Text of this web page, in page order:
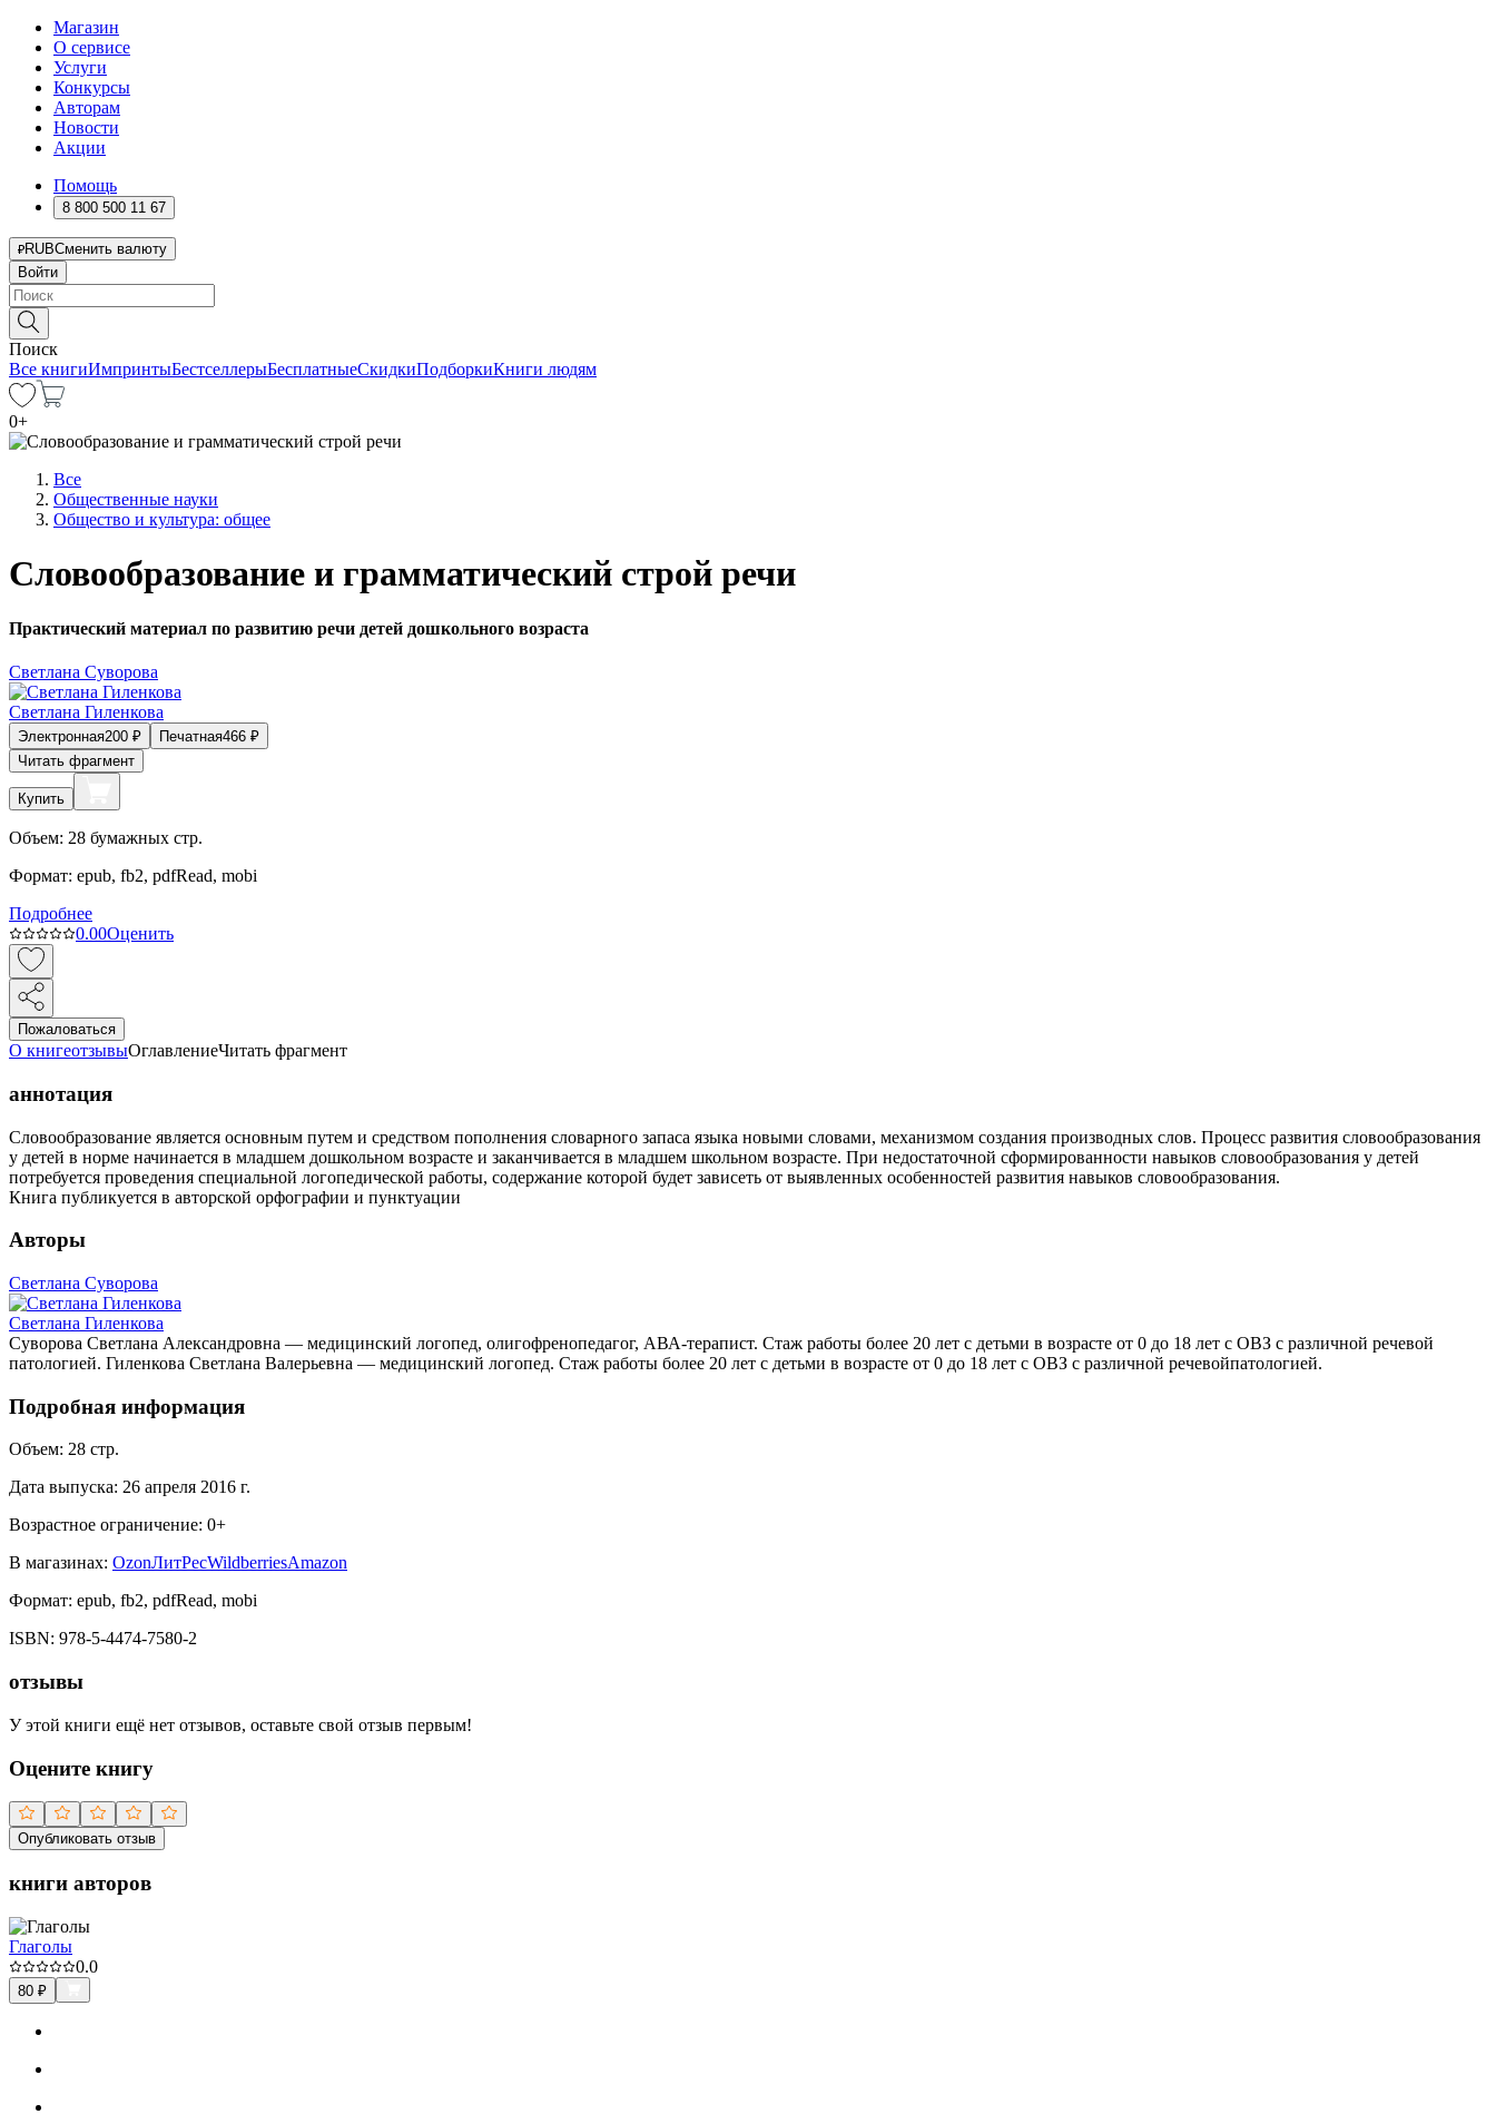
Магазин
О сервисе
Услуги
Конкурсы
Авторам
Новости
Акции
Помощь
8 800 500 11 67
RUBСменить валюту
Войти
Поиск
Все книгиИмпринтыБестселлерыБесплатныеСкидкиПодборкиКниги людям
0+
Все
Общественные науки
Общество и культура: общее
Словообразование и грамматический строй речи
Практический материал по развитию речи детей дошкольного возраста
Светлана Суворова
Светлана Гиленкова
Электронная200 ₽ Печатная466 ₽
Читать фрагмент
Купить
Объем: 28 бумажных стр.
Формат: epub, fb2, pdfRead, mobi
Подробнее
0.00Оценить
Пожаловаться
О книгеотзывыОглавлениеЧитать фрагмент
аннотация
Словообразование является основным путем и средством пополнения словарного запаса языка новыми словами, механизмом создания производных слов. Процесс развития словообразования
у детей в норме начинается в младшем дошкольном возрасте и заканчивается в младшем школьном возрасте. При недостаточной сформированности навыков словообразования у детей
потребуется проведения специальной логопедической работы, содержание которой будет зависеть от выявленных особенностей развития навыков словообразования.
Книга публикуется в авторской орфографии и пунктуации
Авторы
Светлана Суворова
Светлана Гиленкова
Суворова Светлана Александровна — медицинский логопед, олигофренопедагог, АВА-терапист. Стаж работы более 20 лет с детьми в возрасте от 0 до 18 лет с ОВЗ с различной речевой
патологией. Гиленкова Светлана Валерьевна — медицинский логопед. Стаж работы более 20 лет с детьми в возрасте от 0 до 18 лет с ОВЗ с различной речевойпатологией.
Подробная информация
Объем: 28 стр.
Дата выпуска: 26 апреля 2016 г.
Возрастное ограничение: 0+
В магазинах: OzonЛитРесWildberriesAmazon
Формат: epub, fb2, pdfRead, mobi
ISBN: 978-5-4474-7580-2
отзывы
У этой книги ещё нет отзывов, оставьте свой отзыв первым!
Оцените книгу
Опубликовать отзыв
книги авторов
Глаголы
0.0
80 ₽